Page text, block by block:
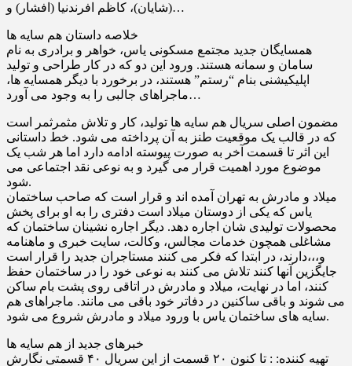
(شایان)، کاظم افرندنیا (افشار) و…
خلاصه داستان هم سایه ها
همسایگان جدید مجتمع مسکونی یاس، خواهر و برادری به نام
سامان و سمانه هستند. ورود این دو که در کار طراحی و تولید
اپلیکیشنی بنام “رستم” هستند، در برخورد با دیگر همسایه ها،
ماجراهای جالبی را به وجود می آورد…
مضمون اصلی سریال هم سایه ها تولید، کار و تلاش مثمرثمر است
که در قالب یک موقعیت طنز به آن پرداخته می شود. خط داستانی
این اثر تا قسمت آخر به صورت پیوسته ادامه دارد اما هر شب یک
موضوع مورد اهمیت قرار می گیرد و به نوعی نقد اجتماعی می
شود.
میلاد و مادرش به تهران آمده اند و قرار است که صاحب ساختمان
یاس که یکى از دوستان میلاد است دفترى را به او براى پخش
محصولات تولیدى شان اجاره دهد. دیگر اجاره نشینان ساختمان که
مشاغلى همچون خدمات مجالس، وکالت، سایت خبرى و ماهنامه
و،،،دارند، در ابتدا که فکر مى کنند مستاجران جدید را قرار است
جایگزین آنها کنند تلاش مى کنند به نوعى خود را در ساختمان حفظ
کنند، اما در نهایت، میلاد و مادرش در اتاقى روى پشت بام ساکن
مى شوند و باقى ساکنین در دفاتر خود باقى مى مانند. ماجراهاى هم
سایه هاى ساختمان یاس با ورود میلاد و مادرش شروع مى شود.
خبرهای جدید از هم سایه ها
تهیه کننده: : تا کنون ۲۰ قسمت از این سریال ۴۰ قسمتی نگارش